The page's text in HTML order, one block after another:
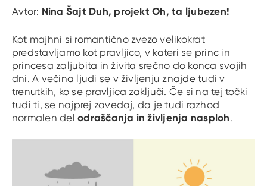
Avtor: Nina Šajt Duh, projekt Oh, ta ljubezen!
Kot majhni si romantično zvezo velikokrat
predstavljamo kot pravljico, v kateri se princ in
princesa zaljubita in živita srečno do konca svojih
dni. A večina ljudi se v življenju znajde tudi v
trenutkih, ko se pravljica zaključi. Če si na tej točki
tudi ti, se najprej zavedaj, da je tudi razhod
normalen delodraščanja in življenja nasploh.